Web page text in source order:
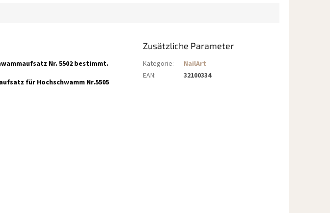
Nr. 5502 bestimmt.
für Hochschwamm Nr.5505
Zusätzliche Parameter
Kategorie:
NailArt
EAN: 32100334